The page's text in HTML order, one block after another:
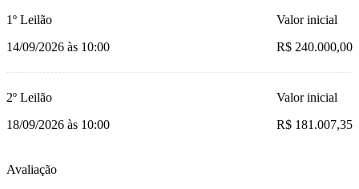
1º Leilão
14/09/2026 às 10:00
Valor inicial
R$ 240.000,00
2º Leilão
18/09/2026 às 10:00
Valor inicial
R$ 181.007,35
Avaliação